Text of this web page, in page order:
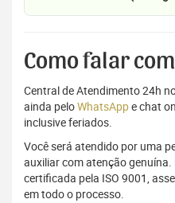
Como falar
Central de Atendimento 24h
ainda peloWhatsAppe chat
inclusive feriados.
Você será atendido por uma
auxiliar com atenção
certificada pela ISO 9001,
em todo o processo.